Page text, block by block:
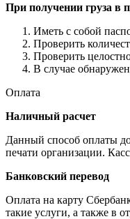
При получении груза в
Иметь с собой
Проверить
Проверить
В случае
Оплата
Наличный расчет
Данный способ оплаты
печати организации.
Банковский перевод
Оплата на карту
такие услуги, а также в